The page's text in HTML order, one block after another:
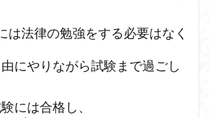
は法律の勉強をする必要はなく
にやりながら試験まで過ごし
には合格し、